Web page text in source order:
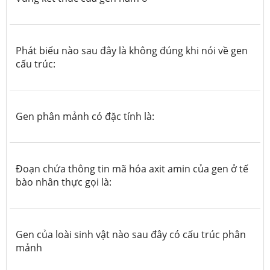
Phát biểu nào sau đây là không đúng khi nói về gen
cấu trúc:
Gen phân mảnh có đặc tính là:
Đoạn chứa thông tin mã hóa axit amin của gen ở tế
bào nhân thực gọi là:
Gen của loài sinh vật nào sau đây có cấu trúc phân
mảnh